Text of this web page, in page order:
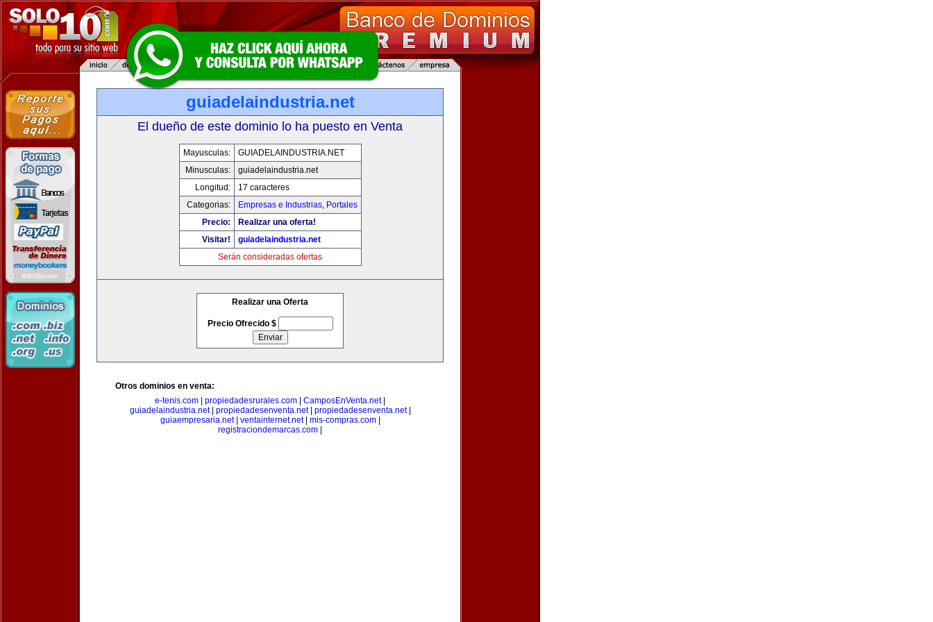
guiadelaindustria.net
El dueño de este dominio lo ha puesto en Venta
Mayusculas:
GUIADELAINDUSTRIA.NET
Minusculas:
guiadelaindustria.net
Longitud:
17 caracteres
Categorias:
Empresas e Industrias, Portales
Precio:
Realizar una oferta!
Visitar!
guiadelaindustria.net
Serán consideradas ofertas
Realizar una Oferta
Precio Ofrecido $
Otros dominios en venta:
e-tenis.com
propiedadesrurales.com CamposEnVenta.net
guiadelaindustria.net propiedadesenventa.net propiedadesenventa.net|
guiaempresaria.net| ventainternet.net| mis-compras.com|
registraciondemarcas.com